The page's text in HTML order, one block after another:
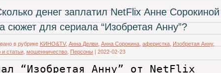
денег заплатил NetFlix Анне Сорокиной
сюжет для сериала “Изобретая Анну”?
в рубрике KИНО&TV, Анна Делви Анна Сорокина аферистка Изобретая Анну,
статьи мошенничество Персоны | 2022-02-23
“Изобретая Анну” от NetFlix